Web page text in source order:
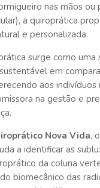
nas mãos ou
a quiroprática
e personalizada.
surge como uma
em
aos indivíduos
na gestão e
Nova Vida,
a identificar as
da coluna
biomecânico das